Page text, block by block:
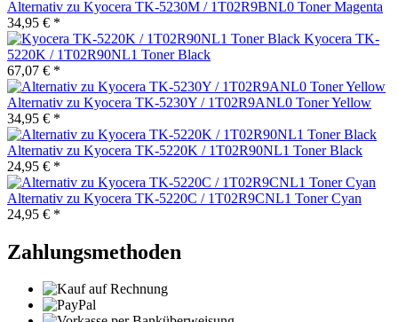
Alternativ zu Kyocera TK-5230M / 1T02R9BNL0 Toner Magenta
34,95 € *
Kyocera TK-
5220K / 1T02R90NL1 Toner Black
67,07 € *
Alternativ zu Kyocera TK-5230Y / 1T02R9ANL0 Toner Yellow
34,95 € *
Alternativ zu Kyocera TK-5220K / 1T02R90NL1 Toner Black
24,95 € *
Alternativ zu Kyocera TK-5220C / 1T02R9CNL1 Toner Cyan
24,95 € *
Zahlungsmethoden